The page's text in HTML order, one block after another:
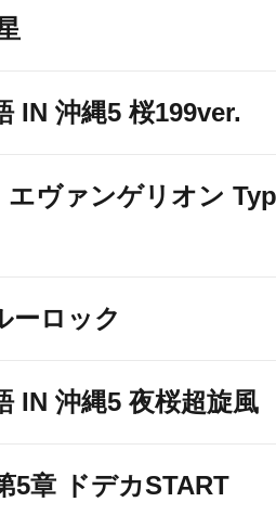
IN 沖縄5 桜199ver.
ヴァンゲリオン
ーロック
IN 沖縄5 夜桜超旋風
5章 ドデカSTART